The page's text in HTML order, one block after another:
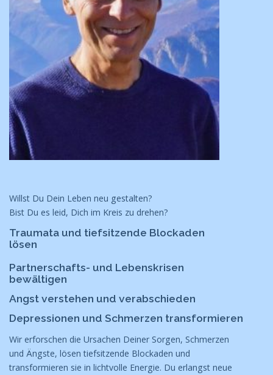
Willst Du Dein Leben neu gestalten?
Bist Du es leid, Dich im Kreis zu drehen?
Traumata und tiefsitzende Blockaden
lösen
Partnerschafts- und Lebenskrisen
bewältigen
Angst verstehen und verabschieden
Depressionen und Schmerzen transformieren
Wir erforschen die Ursachen Deiner Sorgen, Schmerzen
und Ängste, lösen tiefsitzende Blockaden und
transformieren sie in lichtvolle Energie. Du erlangst neue